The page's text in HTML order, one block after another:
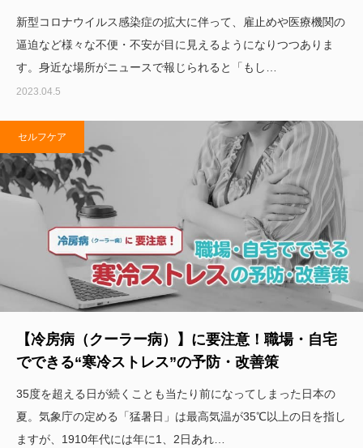
新型コロナウイルス感染症の拡大に伴って、雇止めや医療機関の
逼迫など様々な不便・不安が目に見えるようになりつつありま
す。身近な場所がニュースで報じられると「もし…
2023.04.5
セルフケア
【冷房病（クーラー病）】に要注意！職場・自宅
でできる“寒冷ストレス”の予防・改善策
35度を超える日が続くことも当たり前になってしまった日本の
夏。気象庁の定める「猛暑日」は最高気温が35℃以上の日を指し
ますが、1910年代には年に1、2日あれ…